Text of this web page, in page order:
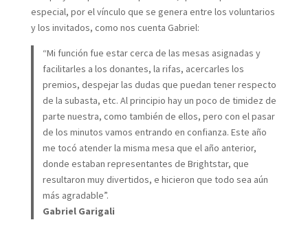
especial, por el vínculo que se genera entre los voluntarios
y los invitados, como nos cuenta Gabriel:
“Mi función fue estar cerca de las mesas asignadas y
facilitarles a los donantes, la rifas, acercarles los
premios, despejar las dudas que puedan tener respecto
de la subasta, etc. Al principio hay un poco de timidez de
parte nuestra, como también de ellos, pero con el pasar
de los minutos vamos entrando en confianza. Este año
me tocó atender la misma mesa que el año anterior,
donde estaban representantes de Brightstar, que
resultaron muy divertidos, e hicieron que todo sea aún
más agradable”.
Gabriel Garigali